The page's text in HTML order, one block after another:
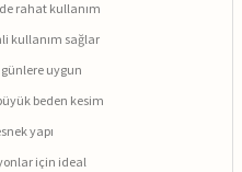
rahat kullanım
kullanım sağlar
uygun
beden kesim
yapı
için ideal